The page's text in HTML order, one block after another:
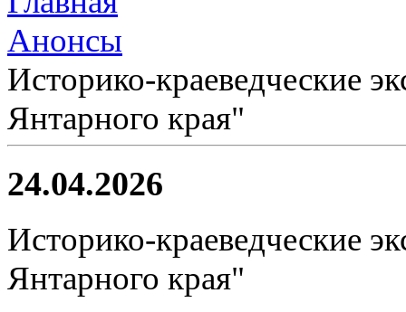
Анонсы
Историко-краеведческие
Янтарного края"
24.04.2026
Историко-краеведческие
Янтарного края"